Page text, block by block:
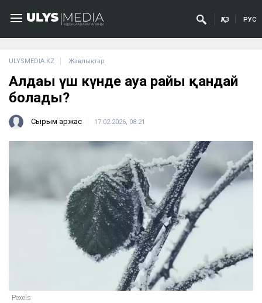
ҚАЗ РУС
ULYSMEDIA.KZ Жаңалықтар
Алдағы үш күнде ауа райы қандай
болады?
Сырым Қаржас 17.02.2026, 08:21
Pexels